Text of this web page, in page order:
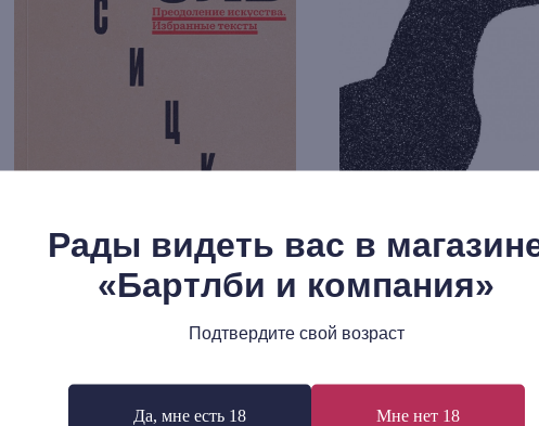
Рады видеть вас в
«Бартлби и компания»
Подтвердите свой возраст
Да, мне есть 18 Мне нет 18
Эль Лисицкий: Преодоление
р.
Александр Боровский: